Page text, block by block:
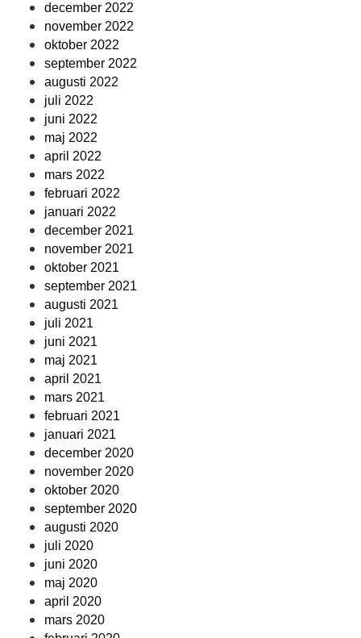
december 2022
november 2022
oktober 2022
september 2022
augusti 2022
juli 2022
juni 2022
maj 2022
april 2022
mars 2022
februari 2022
januari 2022
december 2021
november 2021
oktober 2021
september 2021
augusti 2021
juli 2021
juni 2021
maj 2021
april 2021
mars 2021
februari 2021
januari 2021
december 2020
november 2020
oktober 2020
september 2020
augusti 2020
juli 2020
juni 2020
maj 2020
april 2020
mars 2020